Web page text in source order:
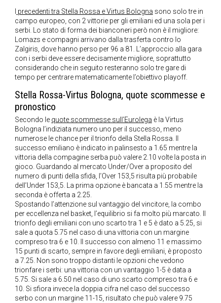
precedenti tra Stella Rossa e Virtus Bologna sono solo tre in
campo europeo, con 2 vittorie per gli emiliani ed una sola per i
serbi. Lo stato di forma dei bianconeri però non è il migliore:
Lomazs e compagni arrivano dalla trasferta contro lo
Zalgiris, dove hanno perso per 96 a 81. L’approccio alla gara
con i serbi deve essere decisamente migliore, soprattutto
considerando che in seguito resteranno solo tre gare di
tempo per centrare matematicamente l’obiettivo playoff.
Stella Rossa-Virtus Bologna, quote scommesse e
pronostico
Secondo le quote scommesse sull’Eurolega è la Virtus
Bologna l’indiziata numero uno per il successo, meno
numerose le chance per il trionfo della Stella Rossa. Il
successo emiliano è indicato in palinsesto a 1.65 mentre la
vittoria della compagine serba può valere 2.10 volte la posta in
gioco. Guardando al mercato Under/Over a proposito del
numero di punti della sfida, l’Over 153,5 risulta più probabile
dell’Under 153,5. La prima opzione è bancata a 1.55 mentre la
seconda è offerta a 2.25.
Spostando l’attenzione sul vantaggio del vincitore, la combo
per eccellenza nel basket, l’equilibrio si fa molto più marcato. Il
trionfo degli emiliani con uno scarto tra 1 e 5 è dato a 5.25, si
sale a quota 5.75 nel caso di una vittoria con un margine
compreso tra 6 e 10. Il successo con almeno 11 e massimo
15 punti di scarto, sempre in favore degli emiliani, è proposto
a 7.25. Non sono troppo distanti le opzioni che vedono
trionfare i serbi: una vittoria con un vantaggio 1-5 è data a
5.75. Si sale a 6.50 nel caso di uno scarto compreso tra 6 e
10. Si sfiora invece la doppia cifra nel caso del successo
serbo con un margine 11-15, risultato che può valere 9.75